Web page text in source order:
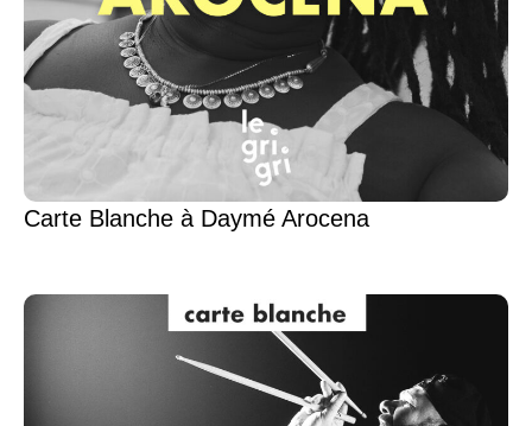
Carte Blanche à Daymé Arocena